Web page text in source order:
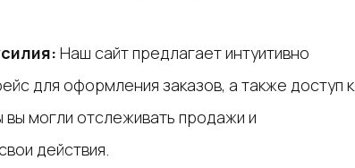
Наш сайт предлагает интуитивно
для оформления заказов, а также доступ к
вы могли отслеживать продажи и
действия.